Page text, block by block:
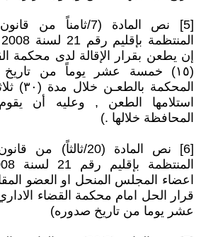
[5] نص المادة (7/ثامناً
إن يطعن بقرار الإقالة لدى محكمة
(١٥) خمسة عشر يوماً من
المحكمة
استلامها الطعن , وعليه أن
المحافظة خلالها .)
[6] نص المادة (20/
اعضاء المجلس المنحل او العضو
عشر يوما من تاريخ صدوره)